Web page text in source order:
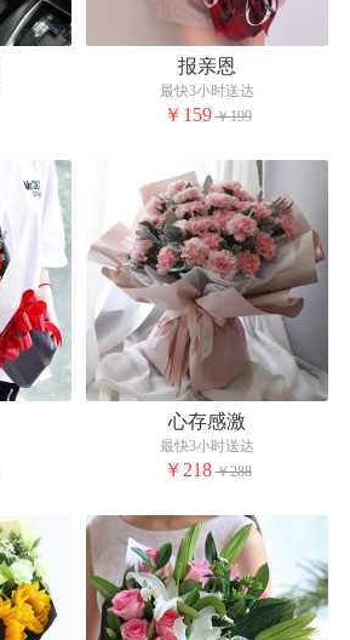
报亲恩
最快3小时送达
￥159 ￥199
心存感激
最快3小时送达
￥218 ￥288